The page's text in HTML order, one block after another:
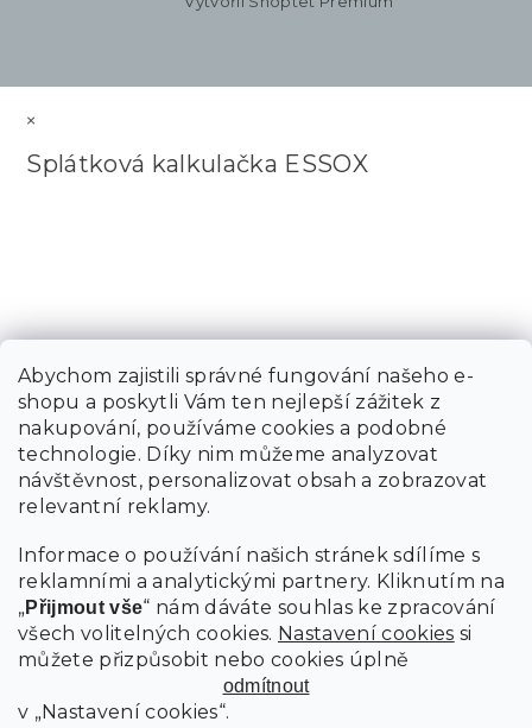
Abychom zajistili správné fungování našeho e-
shopu a poskytli Vám ten nejlepší zážitek z
nakupování, používáme cookies a podobné
technologie. Díky nim můžeme analyzovat
návštěvnost, personalizovat obsah a zobrazovat
relevantní reklamy.
Informace o používání našich stránek sdílíme s
reklamními a analytickými partnery. Kliknutím na
„Přijmout vše“ nám dáváte souhlas ke zpracování
všech volitelných cookies. Nastavení cookies si
můžete přizpůsobit nebo cookies úplně
odmítnout
v „Nastavení cookies“.
×
Splátková kalkulačka ESSOX